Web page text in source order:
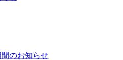
のお知らせ